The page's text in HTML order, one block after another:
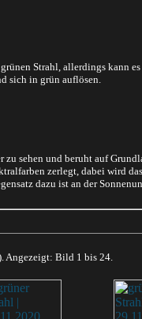
Strahl, allerdings kann
sich in grün auflösen.
zu sehen und beruht auf
zerlegt, dabei wird
dazu ist an der
Angezeigt: Bild 1 bis 24.